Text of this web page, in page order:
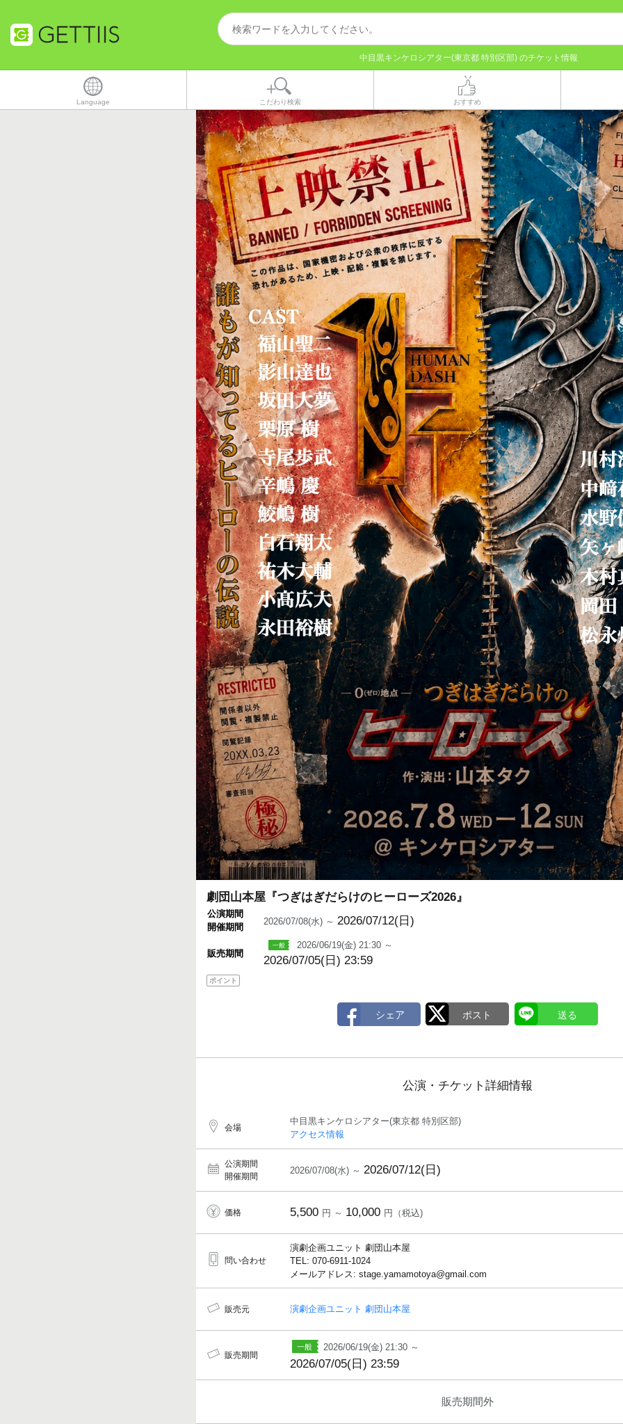
中目黒キンケロシアター(東京都 特別区部) のチケット情報
Language こだわり検索 おすすめ
劇団山本屋『つぎはぎだらけのヒーローズ2026』
公演期間
開催期間
2026/07/08(水) ～ 2026/07/12(日)
販売期間
2026/06/19(金) 21:30 ～
2026/07/05(日) 23:59
ポイント
公演・チケット詳細情報
会場
中目黒キンケロシアター(東京都 特別区部)
アクセス情報
公演期間
開催期間
2026/07/08(水) ～ 2026/07/12(日)
価格 5,500 円 ～ 10,000 円（税込)
問い合わせ
演劇企画ユニット 劇団山本屋
TEL: 070-6911-1024
メールアドレス: stage.yamamotoya@gmail.com
販売元 演劇企画ユニット 劇団山本屋
販売期間
2026/06/19(金) 21:30 ～
2026/07/05(日) 23:59
販売期間外